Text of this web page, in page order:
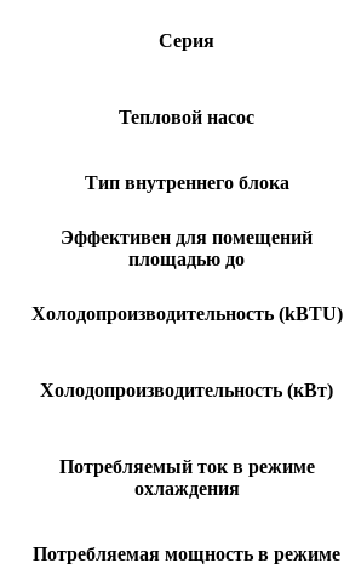
Серия
Тепловой насос
Тип внутреннего блока
Эффективен для помещений
площадью до
Холодопроизводительность (kBTU)
Холодопроизводительность (кВт)
Потребляемый ток в режиме
охлаждения
Потребляемая мощность в режиме